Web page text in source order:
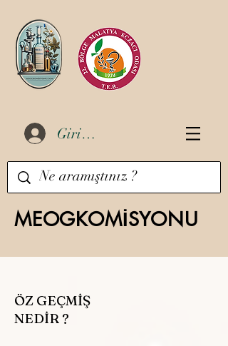
Giriş Yap
MEOGKOMİSYONU
ÖZ GEÇMİŞ
NEDİR ?